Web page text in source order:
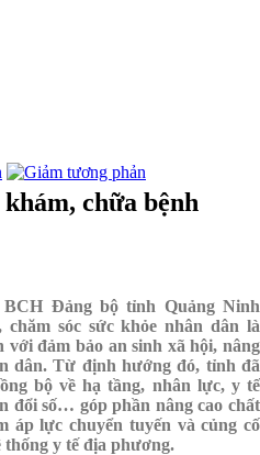
chữa bệnh
BCH Đảng bộ tỉnh Quảng Ninh
sóc sức khỏe nhân dân là
đảm bảo an sinh xã hội, nâng
dân. Từ định hướng đó, tỉnh đã
bộ về hạ tầng, nhân lực, y tế
đổi số… góp phần nâng cao chất
áp lực chuyển tuyến và củng cố
thống y tế địa phương.